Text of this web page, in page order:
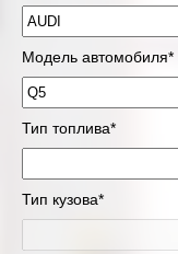
Модель автомобиля*
Тип топлива*
Тип кузова*